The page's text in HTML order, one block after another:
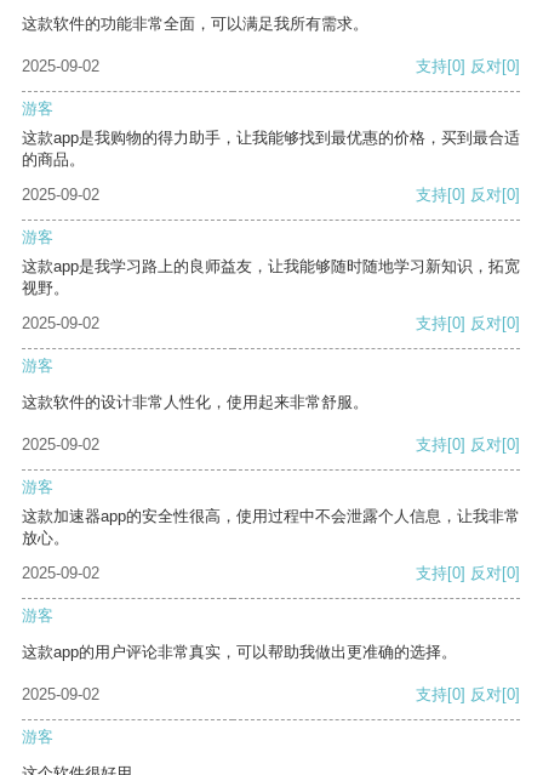
这款软件的功能非常全面，可以满足我所有需求。
2025-09-02 支持[0] 反对[0]
游客
这款app是我购物的得力助手，让我能够找到最优惠的价格，买到最合适
的商品。
2025-09-02
支持[0] 反对[0]
游客
这款app是我学习路上的良师益友，让我能够随时随地学习新知识，拓宽
视野。
2025-09-02
支持[0] 反对[0]
游客
这款软件的设计非常人性化，使用起来非常舒服。
2025-09-02 支持[0] 反对[0]
游客
这款加速器app的安全性很高，使用过程中不会泄露个人信息，让我非常
放心。
2025-09-02
支持[0] 反对[0]
游客
这款app的用户评论非常真实，可以帮助我做出更准确的选择。
2025-09-02 支持[0] 反对[0]
游客